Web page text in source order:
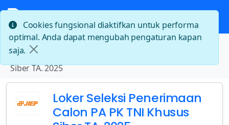
Beranda
Loker Seleksi Penerimaan Calon PA PK TNI Khusus
Siber TA. 2025
Loker Seleksi Penerimaan
Calon PA PK TNI Khusus
Cookies fungsional diaktifkan untuk performa
optimal. Anda dapat mengubah pengaturan kapan
saja.